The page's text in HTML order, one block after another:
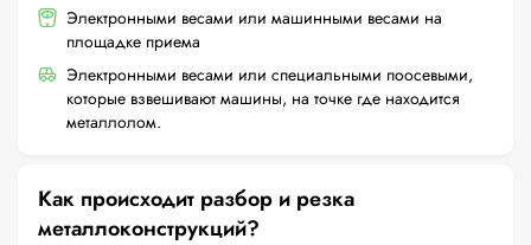
Электронными весами или машинными весами на
площадке приема
Электронными весами или специальными поосевыми,
которые взвешивают машины, на точке где находится
металлолом.
Как происходит разбор и резка
металлоконструкций?